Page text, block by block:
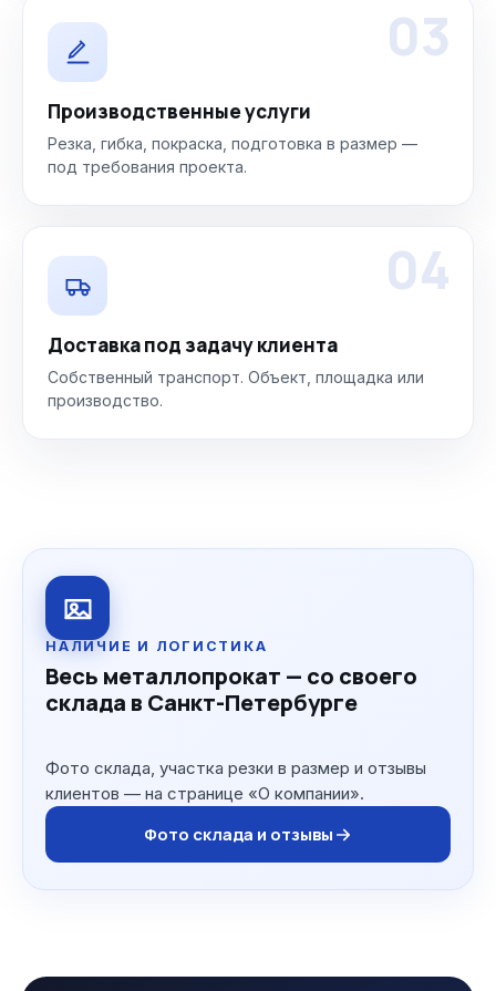
03
Производственные услуги
Резка, гибка, покраска, подготовка в размер —
под требования проекта.
04
Доставка под задачу клиента
Собственный транспорт. Объект, площадка или
производство.
НАЛИЧИЕ И ЛОГИСТИКА
Весь металлопрокат — со своего
склада в Санкт-Петербурге
Фото склада, участка резки в размер и отзывы
клиентов — на странице «О компании».
Фото склада и отзывы